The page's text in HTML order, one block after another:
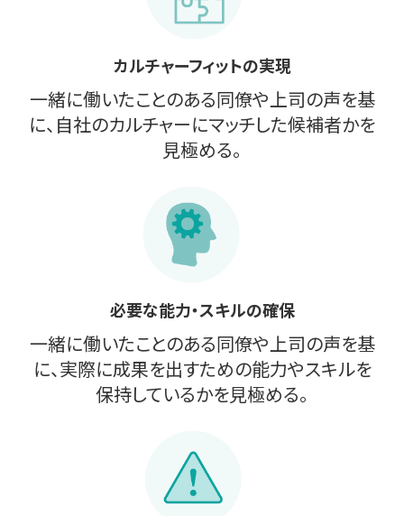
カルチャーフィットの実現
一緒に働いたことのある同僚や上司の声を基
に、自社のカルチャーにマッチした候補者かを
見極める。
必要な能力・スキルの確保
一緒に働いたことのある同僚や上司の声を基
に、実際に成果を出すための能力やスキルを
保持しているかを見極める。